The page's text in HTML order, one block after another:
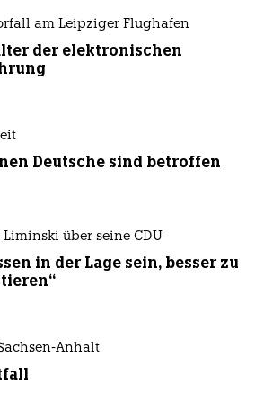
am Leipziger Flughafen
der elektronischen
Deutsche sind betroffen
über seine CDU
in der Lage sein, besser zu
Anhalt